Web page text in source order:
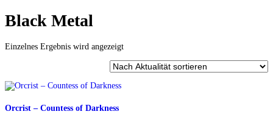
Black Metal
Einzelnes Ergebnis wird angezeigt
Orcrist ‎– Countess of Darkness